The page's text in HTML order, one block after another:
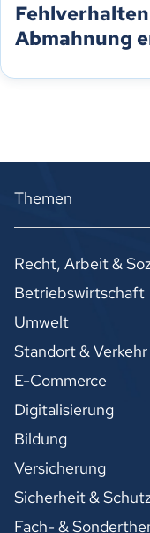
Abmahnung
Themen
Recht, Arbeit &
Betriebswirtschaft
Umwelt
Standort & Verkehr
E-Commerce
Digitalisierung
Bildung
Versicherung
Sicherheit &
Fach- &